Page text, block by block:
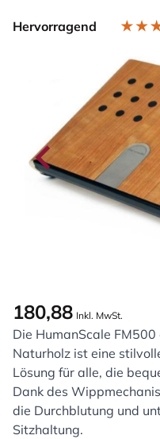
Hervorragend
180,88 Inkl. MwSt.
Die HumanScale
Naturholz ist eine
Lösung für alle, die
Dank des
die Durchblutung und
Sitzhaltung.